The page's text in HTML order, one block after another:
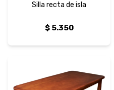
Silla recta de isla
$ 5.350